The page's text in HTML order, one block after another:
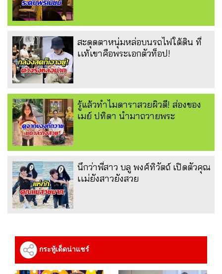
สะดุดตาหนุ่มหล่อบนรถไฟใต้ดิน ที่
เเท้เขาคือพระเอกตัวท็อป!
รู้แล้วทำไมดาราสวยผิวดี! ส่องของ
เมย์ ปทิดา นำมาถวายพระ
นึกว่าพี่สาว บลู พงศ์ทิวัตถ์ เปิดตัวคุณ
เเม่ยังสาวยังสวย
กระทู้เด็ดน่าแชร์